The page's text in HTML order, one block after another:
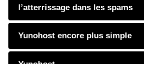
l’atterrissage dans les spams
Yunohost encore plus simple